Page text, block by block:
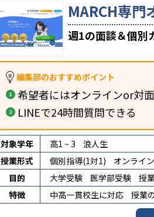
MARCH専門
週1の面談＆個別
編集部のおすすめポイント
希望者にはオンラインor対
LINEで24時間質問できる
対象学年 高1 ~ 3
浪人生
授業形式
個別指導(1対1) オンライ
目的
大学受験 医学部受験 授
特徴
中高一貫校生に対応 授業